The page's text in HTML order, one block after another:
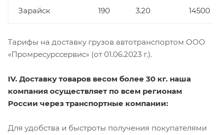
Зарайск 190 3.20 14500
Тарифы на доставку грузов автотранспортом ООО
«Промресурссервис» (от 01.06.2023 г.).
IV. Доставку товаров весом более 30 кг. наша
компания осуществляет по всем регионам
России через транспортные компании:
Для удобства и быстроты получения покупателями